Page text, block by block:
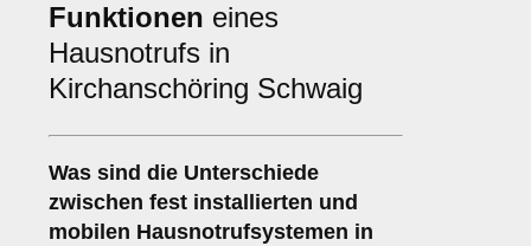
Funktionen eines
Hausnotrufs in
Kirchanschöring Schwaig
Was sind die Unterschiede
zwischen fest installierten und
mobilen Hausnotrufsystemen in